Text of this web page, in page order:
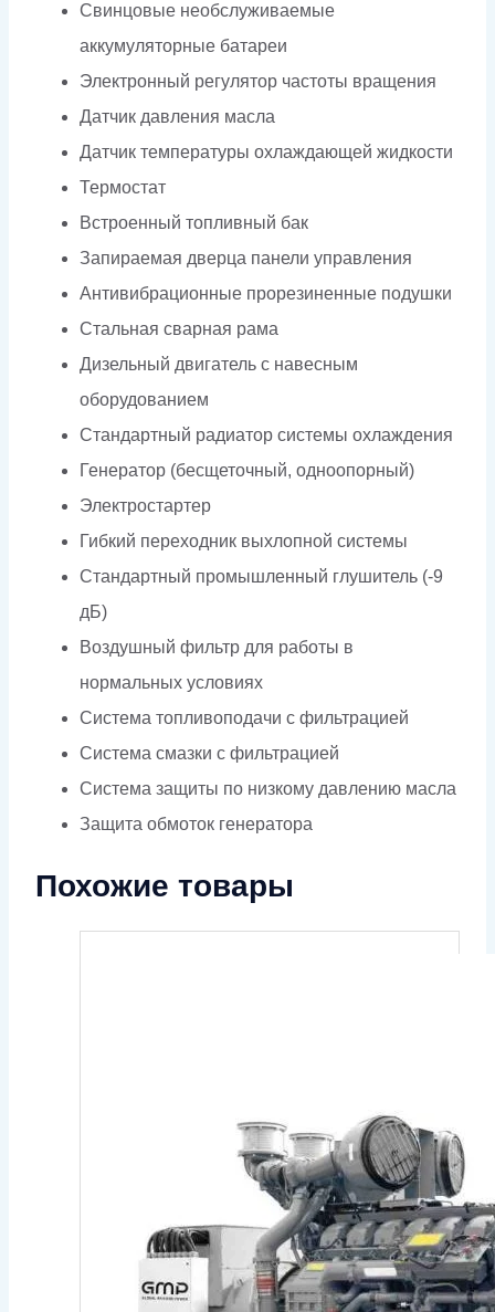
Свинцовые необслуживаемые
аккумуляторные батареи
Электронный регулятор частоты вращения
Датчик давления масла
Датчик температуры охлаждающей жидкости
Термостат
Встроенный топливный бак
Запираемая дверца панели управления
Антивибрационные прорезиненные подушки
Стальная сварная рама
Дизельный двигатель с навесным
оборудованием
Стандартный радиатор системы охлаждения
Генератор (бесщеточный, одноопорный)
Электростартер
Гибкий переходник выхлопной системы
Стандартный промышленный глушитель (-9
дБ)
Воздушный фильтр для работы в
нормальных условиях
Система топливоподачи с фильтрацией
Система смазки с фильтрацией
Система защиты по низкому давлению масла
Защита обмоток генератора
Похожие товары